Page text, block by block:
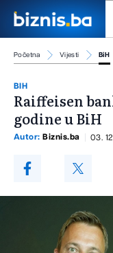
Početna Vijesti BiH
BIH
Raiffeisen
godine u BiH
Autor: Biznis.ba 03.